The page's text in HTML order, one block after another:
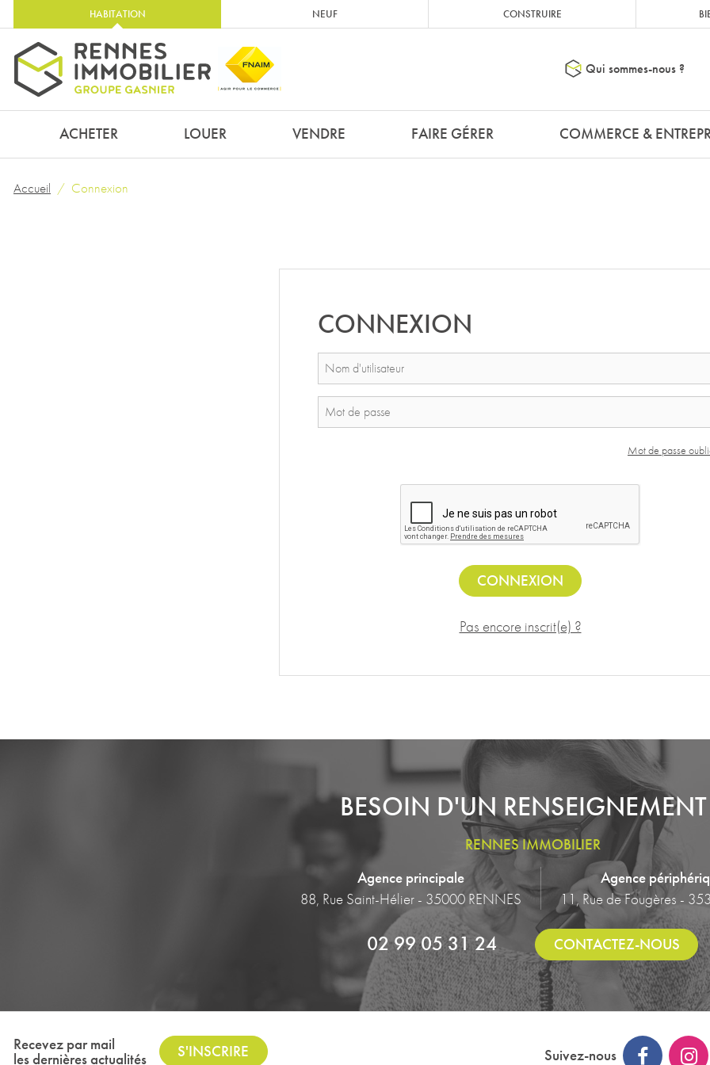
HABITATION NEUF CONSTRUIRE
Qui sommes-nous ?
ACHETER LOUER VENDRE FAIRE GÉRER COMMERCE &
Accueil Connexion
CONNEXION
Mot de passe
CONNEXION
Pas encore inscrit(e) ?
BESOIN D'UN
RENNES IMMOBILIER
Agence principale
88, Rue Saint-Hélier - 35000 RENNES
Agence
11, Rue de Fougères -
02 99 05 31 24 CONTACTEZ-NOUS
Recevez par mail
les dernières actualités S'INSCRIRE Suivez-nous